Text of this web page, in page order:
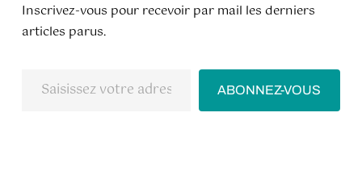
Inscrivez-vous pour recevoir par mail les derniers
articles parus.
Saisissez
votre
ABONNEZ-VOUS